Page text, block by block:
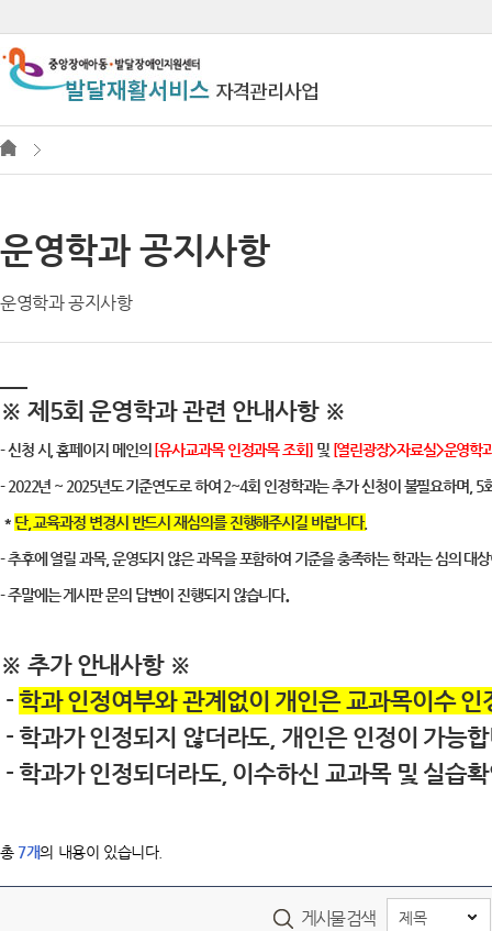
운영학과 공지사항
운영학과 공지사항
※ 제5회 운영학과 관련 안내사항 ※
- 신청 시,홈페이지 메인의 [유사교과목 인정과목 조회] 및 [열린광장>자료실>운영학
- 2022년 ~ 2025년도 기준연도로 하여 2~4회 인정학과는 추가 신청이 불필요하며, 5
* 단, 교육과정 변경시 반드시 재심의를 진행해주시길 바랍니다.
-추후에 열릴 과목, 운영되지 않은 과목을 포함하여 기준을 충족하는 학과는 심의 대
- 주말에는 게시판 문의 답변이 진행되지 않습니다.
※ 추가 안내사항 ※
- 학과 인정여부와 관계없이 개인은 교과목이수
- 학과가 인정되지 않더라도, 개인은 인정이 가능
- 학과가 인정되더라도, 이수하신 교과목 및 실습
총 7개의 내용이 있습니다.
게시물 검색